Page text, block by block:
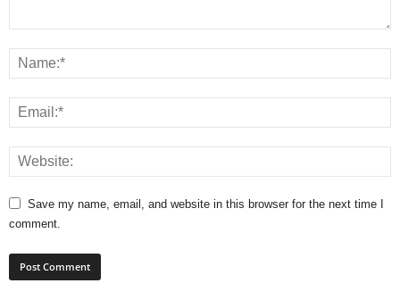
Save my name, email, and website in this browser for the next time I
comment.